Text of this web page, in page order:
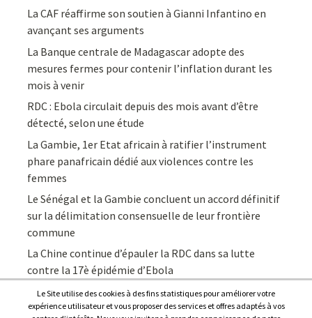
La CAF réaffirme son soutien à Gianni Infantino en
avançant ses arguments
La Banque centrale de Madagascar adopte des
mesures fermes pour contenir l’inflation durant les
mois à venir
RDC : Ebola circulait depuis des mois avant d’être
détecté, selon une étude
La Gambie, 1er Etat africain à ratifier l’instrument
phare panafricain dédié aux violences contre les
femmes
Le Sénégal et la Gambie concluent un accord définitif
sur la délimitation consensuelle de leur frontière
commune
La Chine continue d’épauler la RDC dans sa lutte
contre la 17è épidémie d’Ebola
Le Site utilise des cookies à des fins statistiques pour améliorer votre
expérience utilisateur et vous proposer des services et offres adaptés à vos